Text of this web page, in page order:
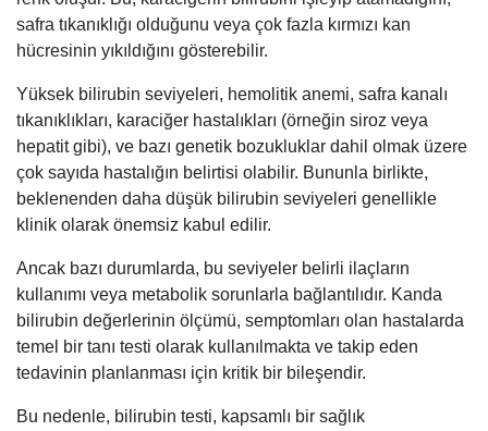
safra tıkanıklığı olduğunu veya çok fazla kırmızı kan
hücresinin yıkıldığını gösterebilir.
Yüksek bilirubin seviyeleri, hemolitik anemi, safra kanalı
tıkanıklıkları, karaciğer hastalıkları (örneğin siroz veya
hepatit gibi), ve bazı genetik bozukluklar dahil olmak üzere
çok sayıda hastalığın belirtisi olabilir. Bununla birlikte,
beklenenden daha düşük bilirubin seviyeleri genellikle
klinik olarak önemsiz kabul edilir.
Ancak bazı durumlarda, bu seviyeler belirli ilaçların
kullanımı veya metabolik sorunlarla bağlantılıdır. Kanda
bilirubin değerlerinin ölçümü, semptomları olan hastalarda
temel bir tanı testi olarak kullanılmakta ve takip eden
tedavinin planlanması için kritik bir bileşendir.
Bu nedenle, bilirubin testi, kapsamlı bir sağlık